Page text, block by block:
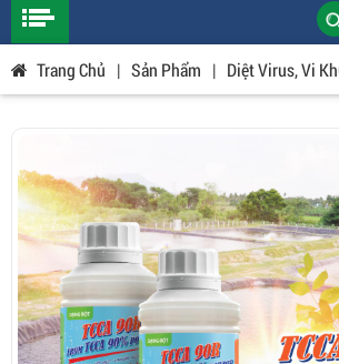
Trang Chủ | Sản Phẩm | Diệt Virus, Vi